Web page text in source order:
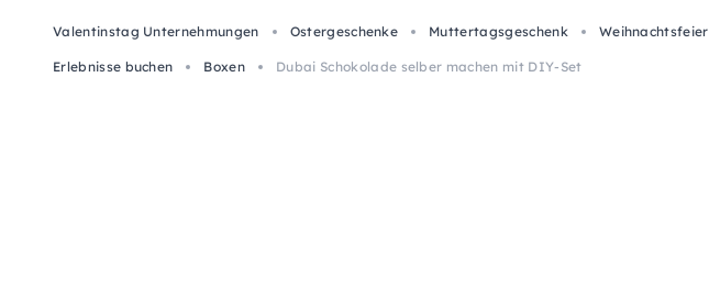
Valentinstag Unternehmungen Ostergeschenke Muttertagsgeschenk Weihnachtsfeier
Erlebnisse buchen Boxen Dubai Schokolade selber machen mit DIY-Set